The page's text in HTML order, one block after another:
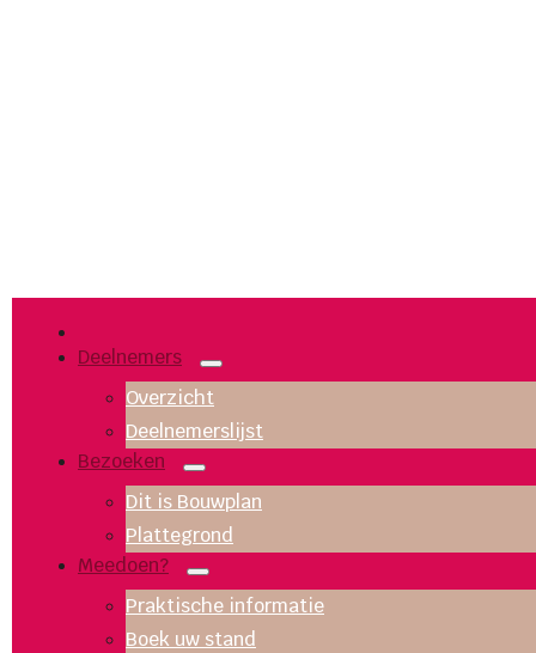
Deelnemers
Overzicht
Deelnemerslijst
Bezoeken
Dit is Bouwplan
Plattegrond
Meedoen?
Praktische informatie
Boek uw stand